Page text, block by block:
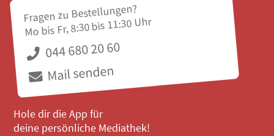
Fragen zu Bestellungen?
Mo bis Fr, 8:30 bis 11:30 Uhr
044 680 20 60
Mail senden
Hole dir die App für
deine persönliche Mediathek!